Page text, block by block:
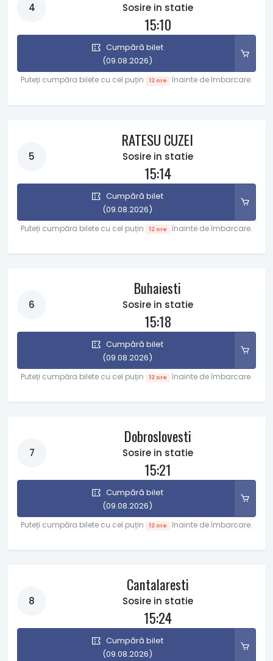
4 Sosire in statie
15:10
Cumpără bilet
(09.08.2026)
Puteți cumpăra bilete cu cel puțin 12 ore înainte de îmbarcare.
5
RATESU CUZEI
Sosire in statie
15:14
Cumpără bilet
(09.08.2026)
Puteți cumpăra bilete cu cel puțin 12 ore înainte de îmbarcare.
6
Buhaiesti
Sosire in statie
15:18
Cumpără bilet
(09.08.2026)
Puteți cumpăra bilete cu cel puțin 12 ore înainte de îmbarcare.
7
Dobroslovesti
Sosire in statie
15:21
Cumpără bilet
(09.08.2026)
Puteți cumpăra bilete cu cel puțin 12 ore înainte de îmbarcare.
8
Cantalaresti
Sosire in statie
15:24
Cumpără bilet
(09.08.2026)